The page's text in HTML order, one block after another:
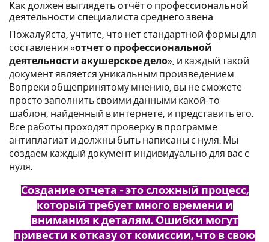
Как должен выглядеть отчёт о профессиональной
деятельности специалиста среднего звена.
Пожалуйста, учтите, что нет стандартной формы для
составления «отчет о профессиональной
деятельности акушерское дело», и каждый такой
документ является уникальным произведением.
Вопреки общепринятому мнению, вы не сможете
просто заполнить своими данными какой-то
шаблон, найденный в интернете, и представить его.
Все работы проходят проверку в программе
антиплагиат и должны быть написаны с нуля. Мы
создаем каждый документ индивидуально для вас с
нуля.
Создание отчета - это сложный процесс,
который требует много времени и
внимания к деталям. Ошибки могут
привести к отказу от комиссии, что в свою